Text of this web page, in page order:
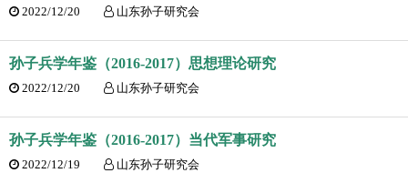
2022/12/20 山东孙子研究会
孙子兵学年鉴（2016-2017）思想理论研究
2022/12/20 山东孙子研究会
孙子兵学年鉴（2016-2017）当代军事研究
2022/12/19 山东孙子研究会